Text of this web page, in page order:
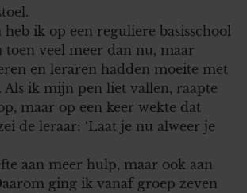
heb ik op een reguliere basisschool
toen veel meer dan nu, maar
en leraren hadden moeite met
ik mijn pen liet vallen, raapte
maar op een keer wekte dat
de leraar: ‘Laat je nu alweer je
aan meer hulp, maar ook aan
ging ik vanaf groep zeven